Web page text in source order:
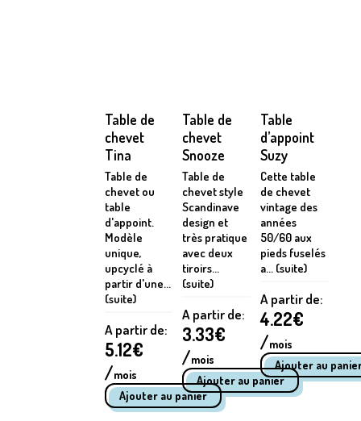
Table de
chevet
Tina
Table de
chevet ou
table
d'appoint.
Modèle
unique,
upcyclé à
partir d'une...
(suite)
A partir de:
5.12€
/mois
Table de
chevet
Snooze
Table de
chevet style
Scandinave
design et
très pratique
avec deux
tiroirs...
(suite)
A partir de:
3.33€
/mois
Table
d’appoint
Suzy
Cette table
de chevet
vintage des
années
50/60 aux
pieds fuselés
a... (suite)
A partir de:
4.22€
/mois